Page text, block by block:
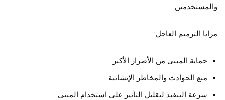
والمستخدمين.
مزايا الترميم العاجل:
حماية المبنى من الأضرار الأكبر
منع الحوادث والمخاطر الإنشائية
سرعة التنفيذ لتقليل التأثير على استخدام المبنى